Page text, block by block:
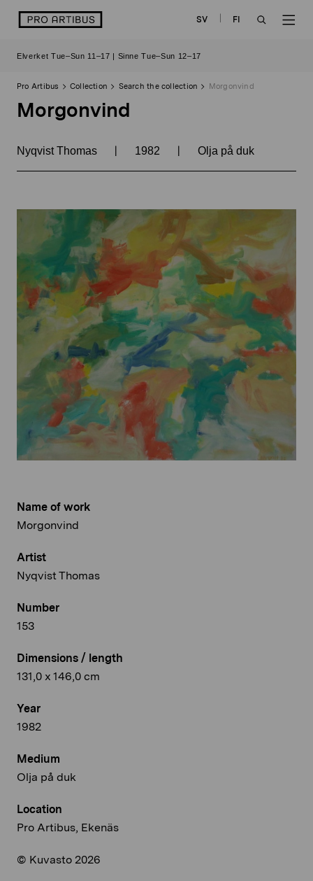
logo SV
FI
Elverket Tue–Sun 11–17 | Sinne Tue–Sun 12–17
Pro Artibus Collection Search the collection Morgonvind
Morgonvind
Nyqvist Thomas | 1982 | Olja på duk
Name of work
Morgonvind
Artist
Nyqvist Thomas
Number
153
Dimensions / length
131,0 x 146,0 cm
Year
1982
Medium
Olja på duk
Location
Pro Artibus, Ekenäs
© Kuvasto 2026